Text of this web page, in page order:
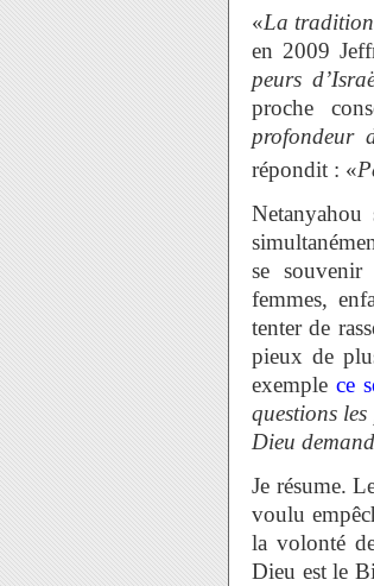
«La tradition
en 2009
peurs
proche
profondeur
répondit : «
se souvenir
femmes,
tenter de
pieux de
exemplece
questions
Dieu
Je résume.
voulu
la volonté
Dieu est le